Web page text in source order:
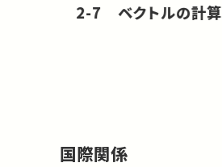
2-7 ベクトルの計算
国際関係